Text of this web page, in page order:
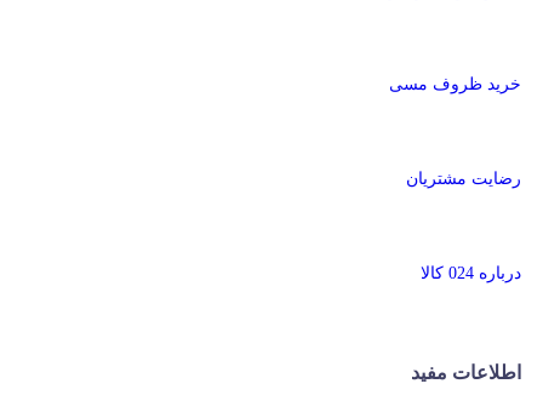
خرید ظروف مسی
رضایت مشتریان
درباره 024 کالا
اطلاعات مفید